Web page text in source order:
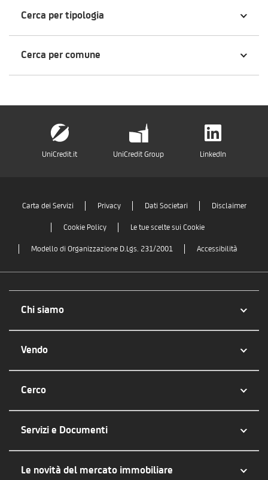
Cerca per tipologia
Cerca per comune
UniCredit.it UniCredit Group LinkedIn
Carta dei Servizi Privacy Dati Societari Disclaimer
Cookie Policy Le tue scelte sui Cookie
Modello di Organizzazione D.Lgs. 231/2001 Accessibilità
Chi siamo
Vendo
Cerco
Servizi e Documenti
Le novità del mercato immobiliare